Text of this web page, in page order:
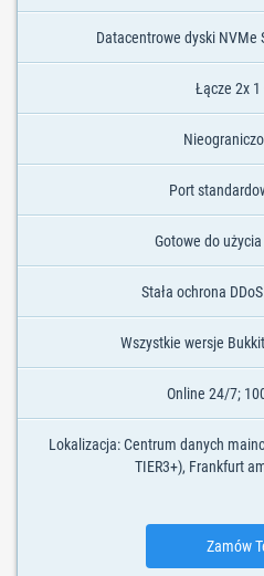
Datacentrowe dyski NVMe
Łącze 2x
Port
Gotowe do
Stała ochrona
Wszystkie wersje
Online 24/7;
Lokalizacja: Centrum danych
TIER3+), Frankfurt
Zamów